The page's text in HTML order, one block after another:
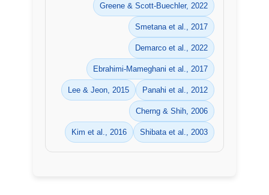
Greene & Scott-Buechler, 2022
Smetana et al., 2017
Demarco et al., 2022
Ebrahimi-Mameghani et al., 2017
Panahi et al., 2012
Lee & Jeon, 2015
Cherng & Shih, 2006
Shibata et al., 2003
Kim et al., 2016